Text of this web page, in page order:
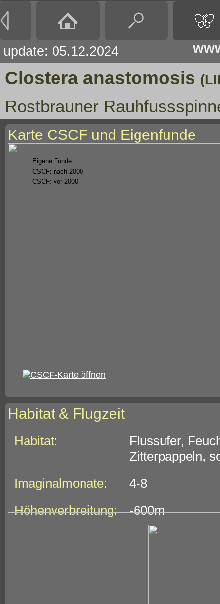
update: 05.12.2024
Clostera anastomosis
Rostbrauner
Karte CSCF und Eigenfunde
Eigene Funde
CSCF: nach 2000
CSCF: vor 2000
Habitat & Flugzeit
Habitat:
Flussufer,
Zitterpappeln,
Imaginalmonate:
4-8
Höhenverbreitung:
-600m